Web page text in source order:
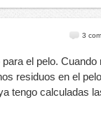
3
el pelo.
residuos en el
tengo calculadas